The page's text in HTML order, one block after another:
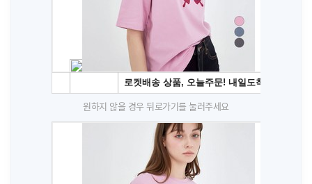
원하지 않을 경우 뒤로가기를 눌러주세요